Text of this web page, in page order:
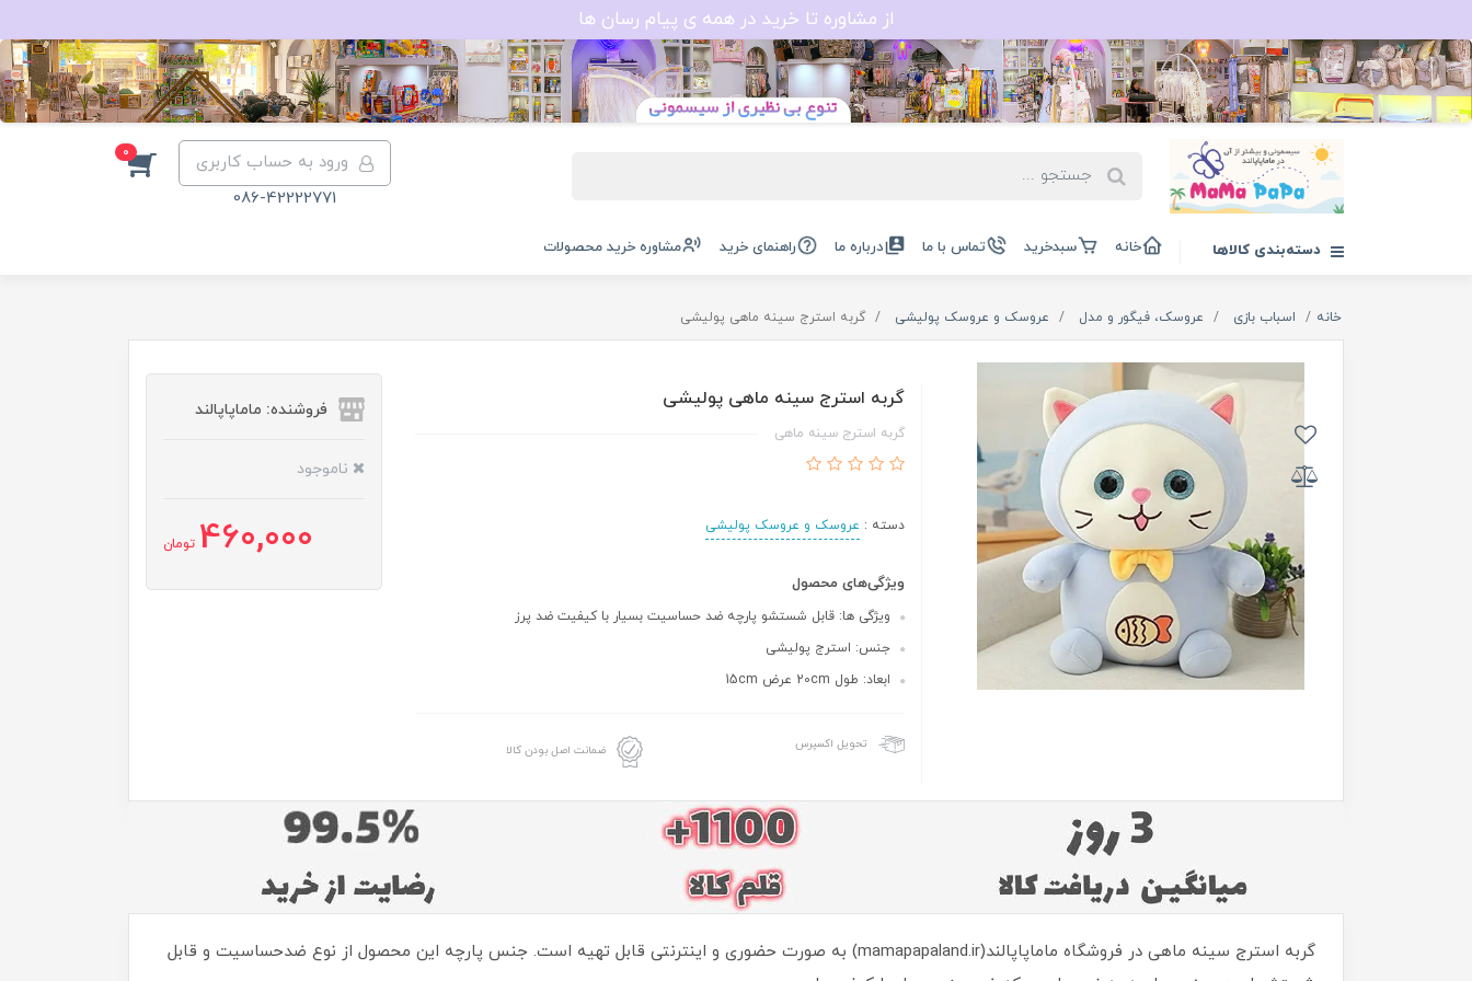
از مشاوره تا خرید در همه ی پیام رسان ها
ورود به حساب کاربری
086-42222771
0
دسته‌بندی کالاها خانه سبدخرید تماس با ما درباره ما راهنمای خرید مشاوره خرید محصولات
خانه اسباب بازی عروسک، فیگور و مدل عروسک و عروسک پولیشی گربه استرج سینه ماهی پولیشی
گربه استرج سینه ماهی پولیشی
گربه استرج سینه ماهی
دسته : عروسک و عروسک پولیشی
ویژگی‌های محصول
ویژگی ها: قابل شستشو پارچه ضد حساسیت بسیار با کیفیت ضد پرز
جنس: استرج پولیشی
ابعاد: طول 20cm عرض 15cm
تحویل اکسپرس ضمانت اصل بودن کالا
فروشنده: ماماپاپالند
ناموجود
460,000 تومان
گربه استرج سینه ماهی در فروشگاه ماماپاپالند(mamapapaland.ir) به صورت حضوری و اینترنتی قابل تهیه است. جنس پارچه این محصول از نوع ضدحساسیت و قابل